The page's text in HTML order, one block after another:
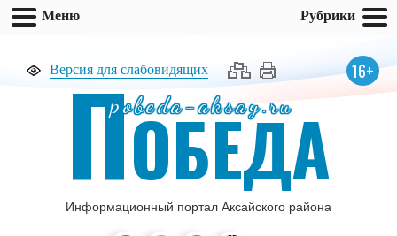
Версия для слабовидящих 16+
pobeda-aksay.ru
ПОБЕДА
Информационный портал Аксайского района
Меню Рубрики